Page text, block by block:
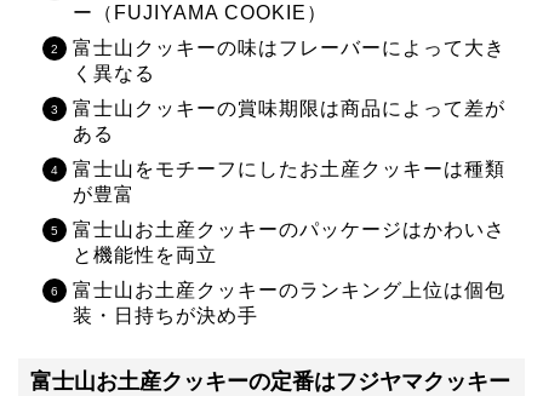
ー（FUJIYAMA COOKIE）
富士山クッキーの味はフレーバーによって大き
く異なる
富士山クッキーの賞味期限は商品によって差が
ある
富士山をモチーフにしたお土産クッキーは種類
が豊富
富士山お土産クッキーのパッケージはかわいさ
と機能性を両立
富士山お土産クッキーのランキング上位は個包
装・日持ちが決め手
富士山お土産クッキーの定番はフジヤマクッキー